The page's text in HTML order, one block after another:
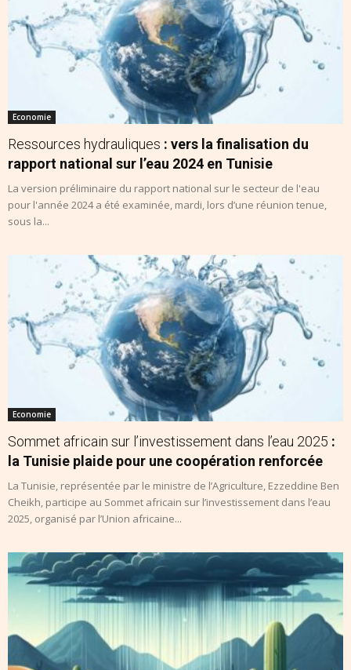
Economie
Ressources hydrauliques : vers la finalisation du
rapport national sur l’eau 2024 en Tunisie
La version préliminaire du rapport national sur le secteur de l'eau
pour l'année 2024 a été examinée, mardi, lors d’une réunion tenue,
sous la...
Economie
Sommet africain sur l’investissement dans l’eau 2025 :
la Tunisie plaide pour une coopération renforcée
La Tunisie, représentée par le ministre de l’Agriculture, Ezzeddine Ben
Cheikh, participe au Sommet africain sur l’investissement dans l’eau
2025, organisé par l’Union africaine...